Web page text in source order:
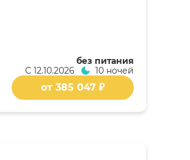
без питания
С 12.10.2026 10 ночей
от 385 047 ₽